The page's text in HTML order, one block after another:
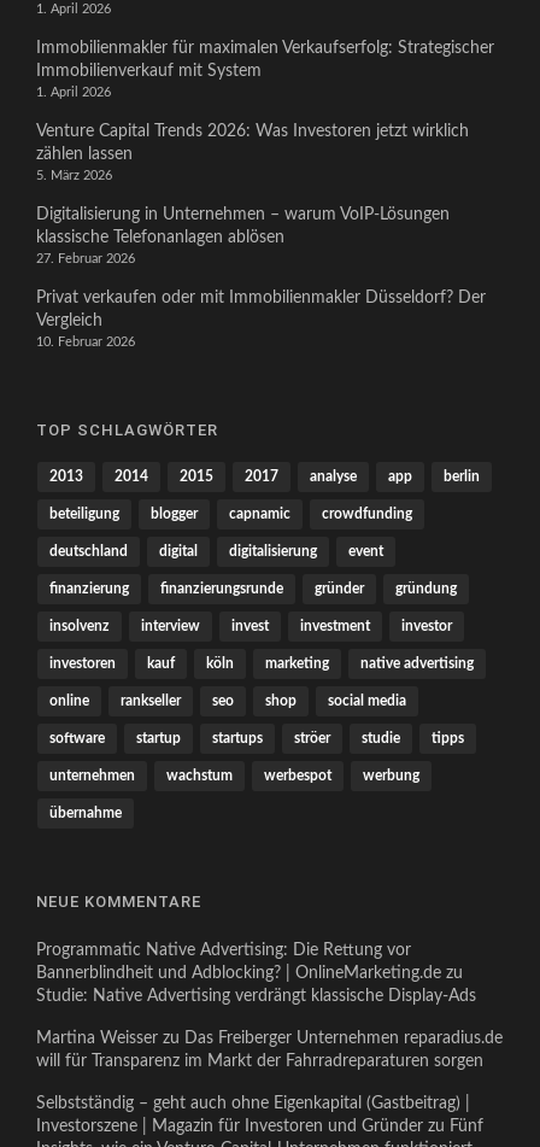
1. April 2026
Immobilienmakler für maximalen Verkaufserfolg: Strategischer
Immobilienverkauf mit System
1. April 2026
Venture Capital Trends 2026: Was Investoren jetzt wirklich
zählen lassen
5. März 2026
Digitalisierung in Unternehmen – warum VoIP-Lösungen
klassische Telefonanlagen ablösen
27. Februar 2026
Privat verkaufen oder mit Immobilienmakler Düsseldorf? Der
Vergleich
10. Februar 2026
TOP SCHLAGWÖRTER
2013 2014 2015 2017 analyse app berlin
beteiligung blogger capnamic crowdfunding
deutschland digital digitalisierung event
finanzierung finanzierungsrunde gründer gründung
insolvenz interview invest investment investor
investoren kauf köln marketing native advertising
online rankseller seo shop social media
software startup startups ströer studie tipps
unternehmen wachstum werbespot werbung
übernahme
NEUE KOMMENTARE
Programmatic Native Advertising: Die Rettung vor
Bannerblindheit und Adblocking? | OnlineMarketing.de zu
Studie: Native Advertising verdrängt klassische Display-Ads
Martina Weisser zu Das Freiberger Unternehmen reparadius.de
will für Transparenz im Markt der Fahrradreparaturen sorgen
Selbstständig – geht auch ohne Eigenkapital (Gastbeitrag) |
Investorszene | Magazin für Investoren und Gründer zu Fünf